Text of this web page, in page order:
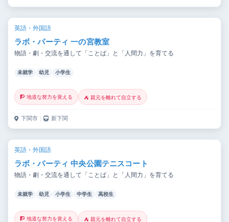
英語・外国語
ラボ・パーティ 一の宮教室
物語・劇・交流を通して「ことば」と「人間力」を育てる
未就学 幼児 小学生
🧗 地道な努力を覚える ⛺ 親元を離れて自立する
下関市 ｜ 新下関
英語・外国語
ラボ・パーティ 中央公園テニスコート
物語・劇・交流を通して「ことば」と「人間力」を育てる
未就学 幼児 小学生 中学生 高校生
🧗 地道な努力を覚える ⛺ 親元を離れて自立する